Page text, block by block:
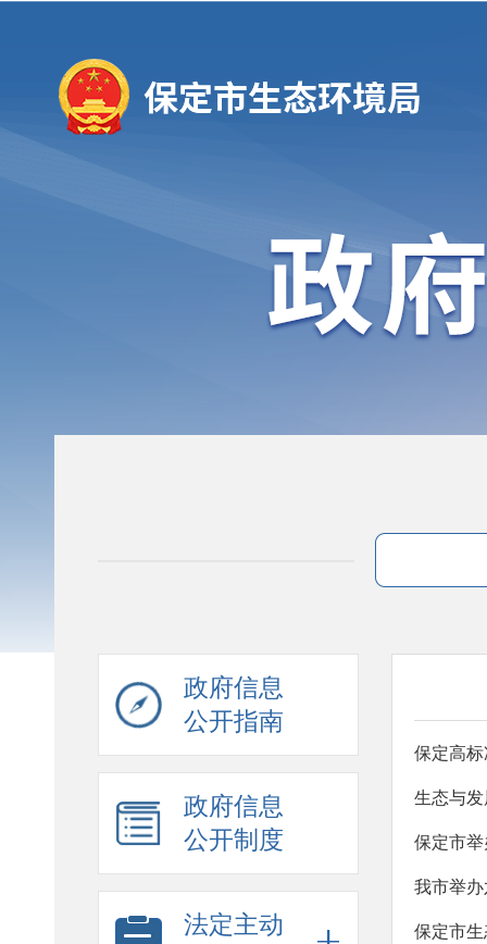
政府信息
公开指南
政府信息
公开制度
法定主动
保定高
生态与
保定市
我市举
保定市